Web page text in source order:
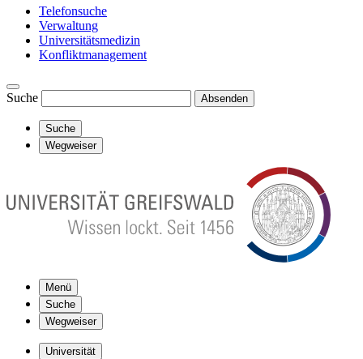
Telefonsuche
Verwaltung
Universitätsmedizin
Konfliktmanagement
Suche Absenden
Suche
Wegweiser
Menü
Suche
Wegweiser
Universität